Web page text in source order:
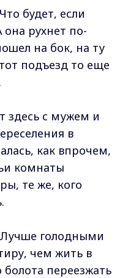
будет, если
рухнет по-
на бок, на ту
подъезд то еще
здесь с мужем и
в
как впрочем,
комнаты
те же, кого
голодными
чем жить в
переезжать